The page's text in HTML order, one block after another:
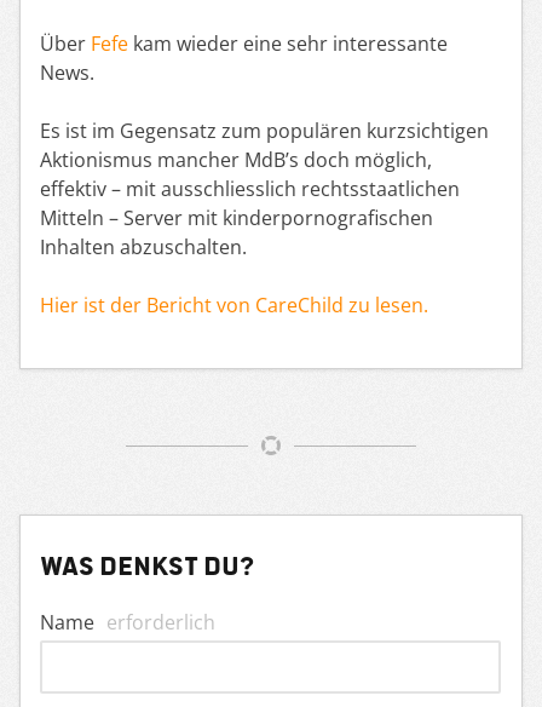
Über Fefe kam wieder eine sehr interessante
News.
Es ist im Gegensatz zum populären kurzsichtigen
Aktionismus mancher MdB’s doch möglich,
effektiv – mit ausschliesslich rechtsstaatlichen
Mitteln – Server mit kinderpornografischen
Inhalten abzuschalten.
Hier ist der Bericht von CareChild zu lesen.
Was denkst du?
Name erforderlich